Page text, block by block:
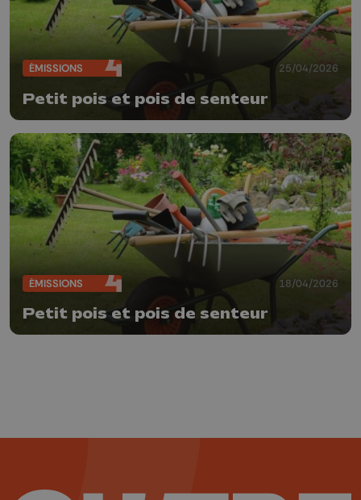
ÉMISSIONS 25/04/2026
Petit pois et pois de senteur
ÉMISSIONS 18/04/2026
Petit pois et pois de senteur